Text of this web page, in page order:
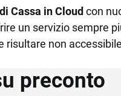
kitchen
Cassa in Cloud con
un servizio sempre
non
preconto